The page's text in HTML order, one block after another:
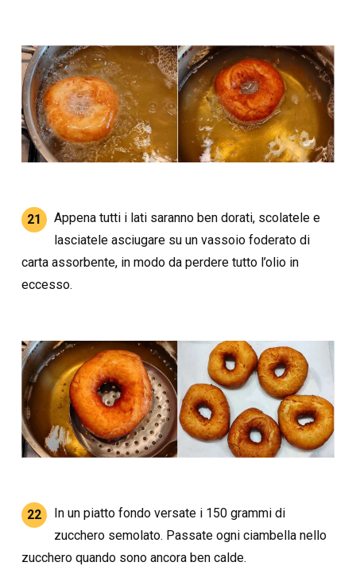
21
Appena tutti i lati saranno ben dorati, scolatele e
lasciatele asciugare su un vassoio foderato di
carta assorbente, in modo da perdere tutto l’olio in
eccesso.
22
In un piatto fondo versate i 150 grammi di
zucchero semolato. Passate ogni ciambella nello
zucchero quando sono ancora ben calde.